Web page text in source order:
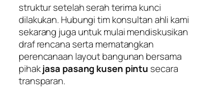
struktur setelah serah terima kunci
dilakukan. Hubungi tim konsultan ahli kami
sekarang juga untuk mulai mendiskusikan
draf rencana serta mematangkan
perencanaan layout bangunan bersama
pihakjasa pasang kusen pintu secara
transparan.